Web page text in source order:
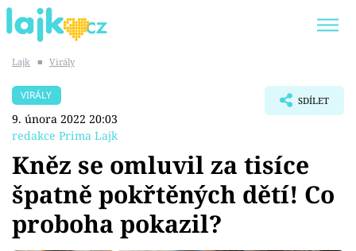
SHOPAHOLICADEL
Témata
Showbyznys
Lajk ■ Virály
VIRÁLY
9. února 2022 20:03
redakce Prima Lajk
SDÍLET
Kněz se omluvil za tisíce
špatně pokřtěných dětí! Co
proboha pokazil?